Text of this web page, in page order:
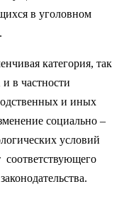
в уголовном
категория, так
в частности
и иных
социально –
условий
соответствующего